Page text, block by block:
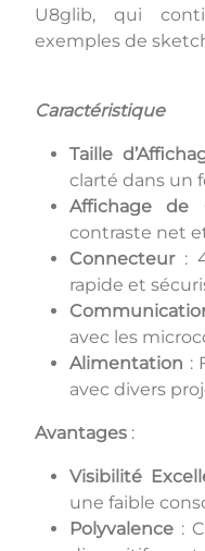
U8glib, qui
exemples de
Caractéristique
Taille
clarté dans un
Affichage de
contraste net
Connecteur: 4
rapide et
avec les
Alimentation :
avec divers
Avantages :
Visibilité
une faible
Polyvalence :